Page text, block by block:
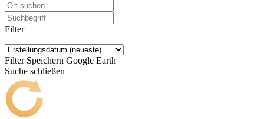
Filter
Filter Speichern Google Earth
Suche schließen